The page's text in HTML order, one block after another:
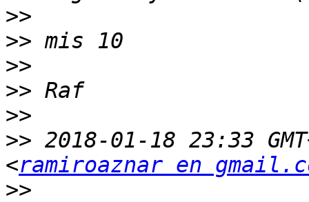
>>
>>
>>
>>
>>
>> 2018-01-18 23:33
<ramiroaznar en
>>